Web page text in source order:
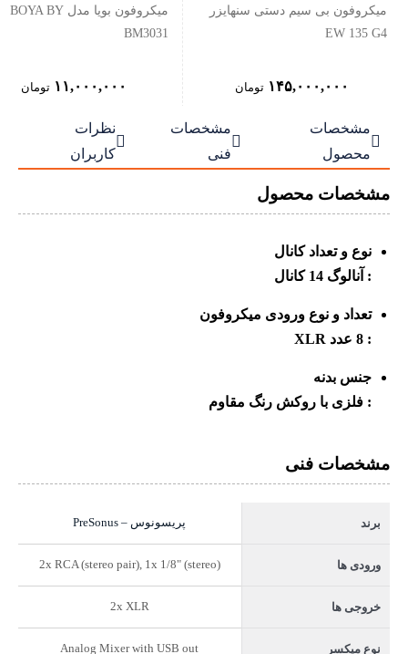
میکروفون بی سیم دستی سنهایزر
EW 135 G4
۱۴۵,۰۰۰,۰۰۰ تومان
میکروفون بویا مدل BOYA BY
BM3031
۱۱,۰۰۰,۰۰۰ تومان

مشخصات
محصول

مشخصات
فنی

نظرات
کاربران
مشخصات محصول
نوع و تعداد کانال
: آنالوگ 14 کانال
تعداد و نوع ورودی میکروفون
: 8 عدد XLR
جنس بدنه
: فلزی با روکش رنگ مقاوم
مشخصات فنی
برند پریسونوس – PreSonus
ورودی ها 2x RCA (stereo pair), 1x 1/8" (stereo)
خروجی ها 2x XLR
نوع میکسر Analog Mixer with USB out